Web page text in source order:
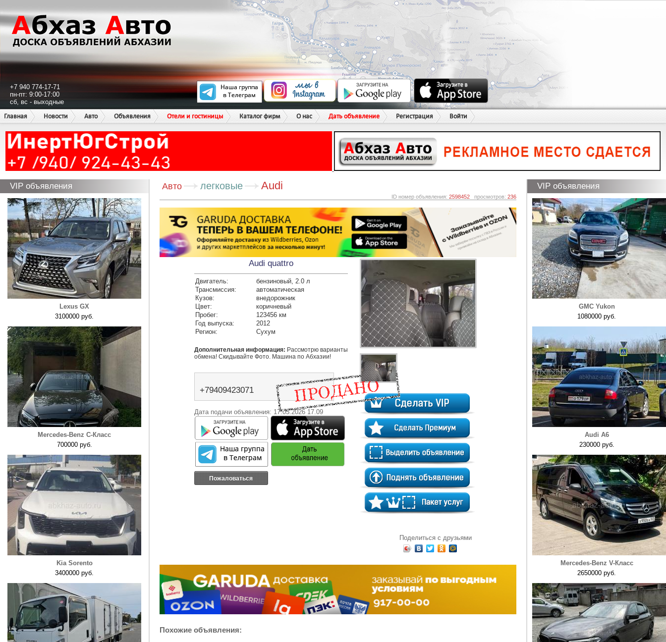
+7 940 774-17-71
пн-пт: 9:00-17:00
сб, вс - выходные
Главная
Новости Авто Объявления Отели и гостиницы Каталог фирм О нас Дать объявление Регистрация Войти
VIP объявления
Lexus GX
3100000 руб.
Mercedes-Benz C-Класс
700000 руб.
Kia Sorento
3400000 руб.
Авто легковые Audi
ID номер объявления: 2598452 просмотров: 236
Audi quattro
Двигатель:
бензиновый, 2.0 л
Трансмиссия:
автоматическая
Кузов:
внедорожник
Цвет:
коричневый
Пробег:
123456 км
Год выпуска:
2012
Регион:
Сухум
Дополнительная информация: Рассмотрю варианты
обмена! Скидывайте Фото. Машина по Абхазии!
+79409423071
Дата подачи объявления: 17.05.2026 17.09
Пожаловаться
Поделиться с друзьями
Похожие объявления:
VIP объявления
GMC Yukon
1080000 руб.
Audi A6
230000 руб.
Mercedes-Benz V-Класс
2650000 руб.